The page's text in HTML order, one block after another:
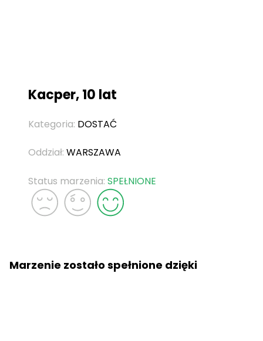
Kacper, 10 lat
Kategoria: DOSTAĆ
Oddział: WARSZAWA
Status marzenia: SPEŁNIONE
Marzenie zostało spełnione dzięki